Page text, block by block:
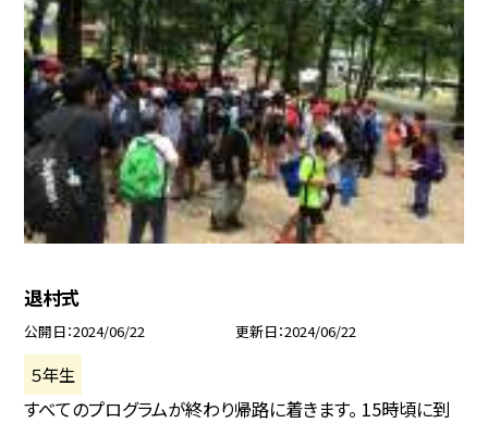
退村式
公開日 2024/06/22 更新日 2024/06/22
５年生
すべてのプログラムが終わり帰路に着きます。 15時頃に到